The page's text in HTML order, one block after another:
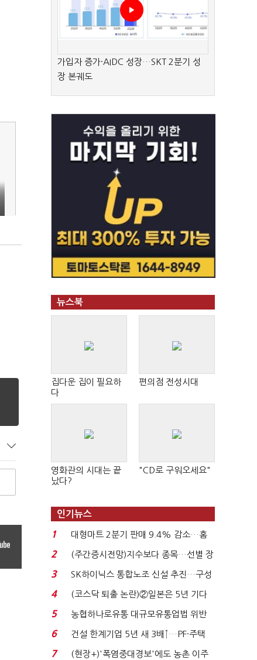
가입자 증가·AIDC 성장…SKT 2분기 성
장 본궤도
뉴스북
집다운 집이 필요하
다
편의점 전성시대
영화관의 시대는 끝
났다?
"CD로 구워오세요"
인기뉴스
1
대형마트 2분기 판매 9.4% 감소…홈
플러스 사태 여파...
2
(주간증시전망)지수보다 종목…선별 장
세 이어진다...
3
SK하이닉스 통합노조 신설 추진…구성
원 간 성과급 불...
4
(코스닥 퇴출 논란)②일본은 5년 기다
려주는데 우리는 ...
5
농협하나로유통 대규모유통업법 위반
적발…공정위, 과...
6
건설 한계기업 5년 새 3배↑…PF·주택
침체에 재무 ...
7 (현장+)'폭염중대경보'에도 농촌 이주